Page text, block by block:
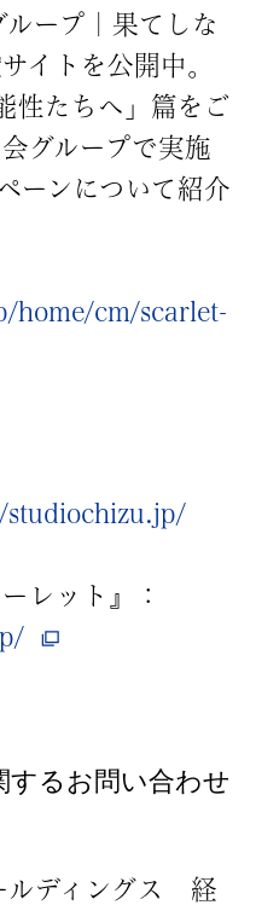
ープ｜果てしな
イトを公開中。
性たちへ」篇をご
グループで実施
ーンについて紹介
home/cm/scarlet-
studiochizu.jp/
レット』：
るお問い合わせ
ルディングス 経